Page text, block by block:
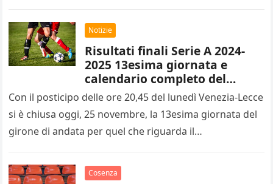
Notizie
Risultati finali Serie A 2024-
2025 13esima giornata e
calendario completo del
14esimo turno
Con il posticipo delle ore 20,45 del lunedì Venezia-Lecce
si è chiusa oggi, 25 novembre, la 13esima giornata del
girone di andata per quel che riguarda il…
Cosenza